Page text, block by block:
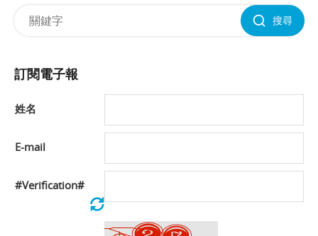
搜尋
訂閱電子報
姓名
E-mail
#Verification#